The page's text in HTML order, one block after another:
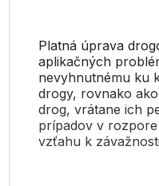
Platná úprava
aplikačných
nevyhnutnému ku
drogy, rovnako
drog, vrátane ich
prípadov v
vzťahu k